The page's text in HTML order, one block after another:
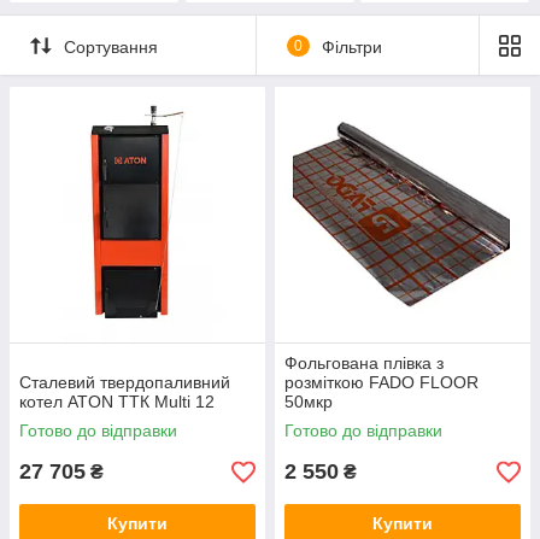
Сортування 0 Фільтри
Сталевий твердопаливний
котел ATON ТТК Multi 12
Готово до відправки
27 705 ₴
Купити
Фольгована плівка з
розміткою FADO FLOOR
50мкр
Готово до відправки
2 550 ₴
Купити